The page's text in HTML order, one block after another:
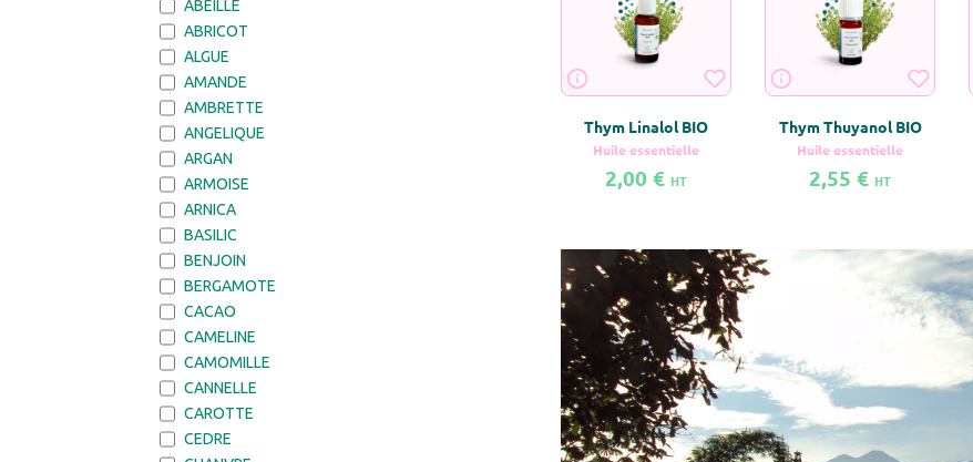
ABEILLE
ABRICOT
ALGUE
AMANDE
AMBRETTE
ANGELIQUE
ARGAN
ARMOISE
ARNICA
BASILIC
BENJOIN
BERGAMOTE
CACAO
CAMELINE
CAMOMILLE
CANNELLE
CAROTTE
CEDRE
Thym Linalol BIO
Huile essentielle
2,00 € HT
Thym Thuyanol BIO
Huile essentielle
2,55 € HT